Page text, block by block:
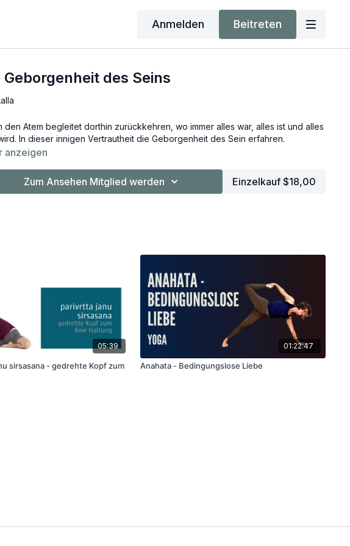
Anmelden Beitreten
Geborgenheit des Seins
den Atem begleitet dorthin zurückkehren, wo immer alles war, alles ist und alles
In dieser innigen Vertrautheit die Geborgenheit des Sein erfahren.
anzeigen
Zum Ansehen Mitglied werden Einzelkauf $18,00
05:39
- gedrehte Kopf zum
01:22:47
Anahata - Bedingungslose Liebe